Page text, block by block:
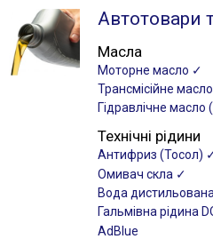
Автотовари
Масла
Моторне масло ✓
Трансмісійне масло
Гідравлічне масло
Технічні рідини
Антифриз (Тосол)
Омивач скла ✓
Вода дистильована
Гальмівна рідина
AdBlue